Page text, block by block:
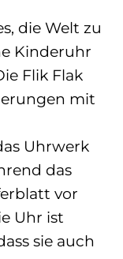
die Welt zu
Kinderuhr
Flik Flak
mit
Uhrwerk
das
vor
Uhr ist
sie auch